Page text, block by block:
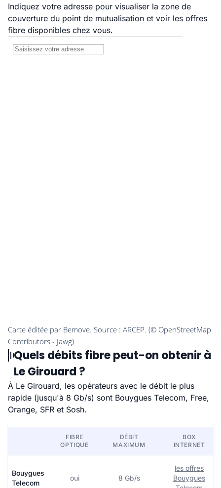
Indiquez votre adresse pour visualiser la zone de
couverture du point de mutualisation et voir les offres
fibre disponibles chez vous.
Quels débits fibre peut-on obtenir à
Le Girouard ?
À Le Girouard, les opérateurs avec le débit le plus
rapide (jusqu'à 8 Gb/s) sont Bouygues Telecom, Free,
Orange, SFR et Sosh.
FIBRE
OPTIQUE
DÉBIT
MAXIMUM
BOX
INTERNET
Bouygues
Telecom
oui 8 Gb/s
les offres
Bouygues